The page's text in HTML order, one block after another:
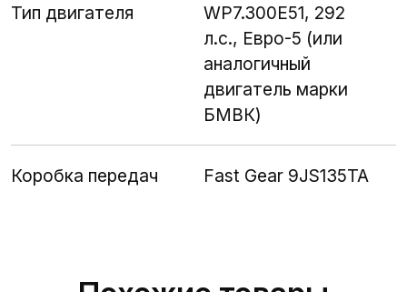
Тип двигателя
WP7.300E51, 292
л.с., Евро-5 (или
аналогичный
двигатель марки
БМВК)
Коробка передач Fast Gear 9JS135TA